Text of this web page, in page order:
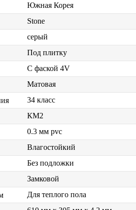
Южная Корея
Stone
серый
Под плитку
С фаской 4V
Матовая
34 класс
КМ2
0.3 мм pvc
Влагостойкий
Без подложки
Замковой
Для теплого пола